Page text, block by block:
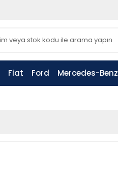
Fiat Ford Mercedes-Benz